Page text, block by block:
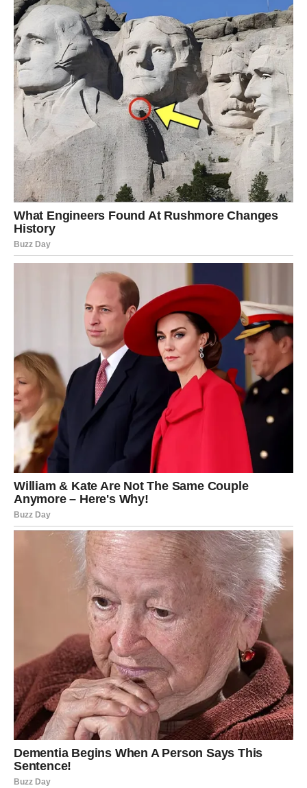
unutrašnju regeneraciju
Dolazi:
period kada će se odnosi stabilizovati,
ljudi koji su ih povredili gube značaj,
vraća se osećaj lične moći,
intuicija postaje jača nego ikad,
otvaraju se vrata koja su dugo bila blokirana.
Škorpija je znak koji se rađa iz sopstvenog pepela, i sada
je upravo taj trenutak.
Više ne moraju biti na oprezu, ne moraju se boriti sa
senkama, ne moraju dokazivati svoju snagu.
Mir dolazi, ne kao tišina spolja, već kao tišina iznutra —
ona koja briše strah.
I nakon toga, korak po korak, ulazi i blagostanje.
Škorpije su ga zaslužile više nego što same shvataju.
RAK – zaštita srca i povratak
sigurnosti
Rak je kroz poslednji period prolazio kroz emotivne
udare, nestabilnosti i situacije koje su testirale svaku
njegovu granicu.
Vi ste znak koji sve oseća do kostiju, i zato vam je svaka
promena, svaka neizvesnost, svaka tuđa hladnoća —
Rakovi su poslednjih meseci osećali:
strah od gubitka,
zabrinutost za porodicu i najbliže,
pritisak u poslu,